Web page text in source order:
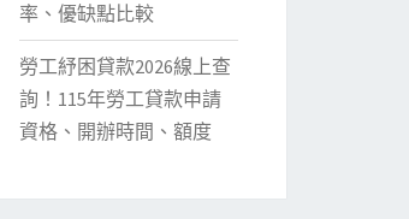
率、優缺點比較
勞工紓困貸款2026線上查
詢！115年勞工貸款申請
資格、開辦時間、額度